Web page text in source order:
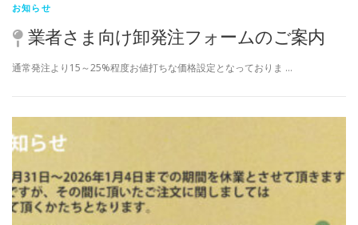
お知らせ
業者さま向け卸発注フォームのご案内
通常発注より15～25%程度お値打ちな価格設定となっておりま …